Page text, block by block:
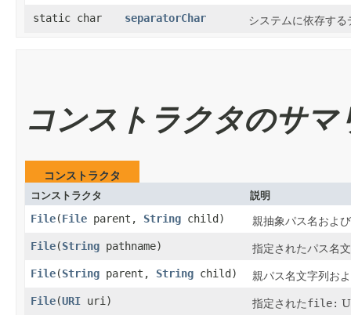
static char
separatorChar システムに依存す
コンストラクタのサマ
コンストラクタ
コンストラクタ 説明
File​(File parent, String child)
親抽象パス名およ
File​(String pathname)
指定されたパス名
File​(String parent, String child)
親パス名文字列お
File​(URI uri) 指定されたfile: